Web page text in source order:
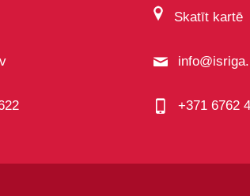
Skatīt kartē
+371 6762